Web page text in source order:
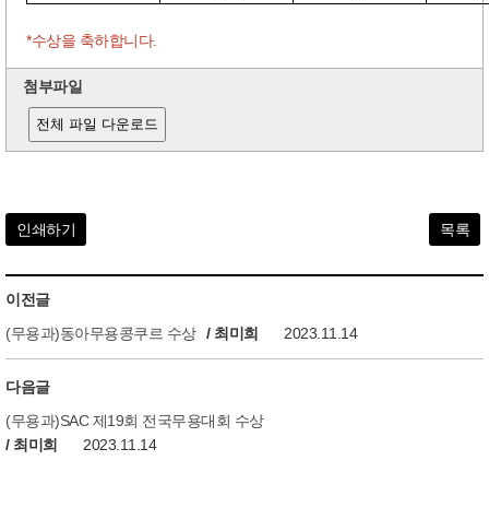
*수상을 축하합니다.
첨부파일
전체 파일 다운로드
인쇄하기 목록
이전글
(무용과)동아무용콩쿠르 수상 / 최미희 2023.11.14
다음글
(무용과)SAC 제19회 전국무용대회 수상
/ 최미희
2023.11.14